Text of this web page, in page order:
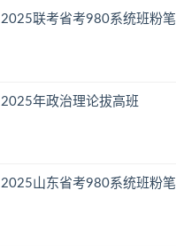
2025联考省考980系统班粉笔
2025年政治理论拔高班
2025山东省考980系统班粉笔